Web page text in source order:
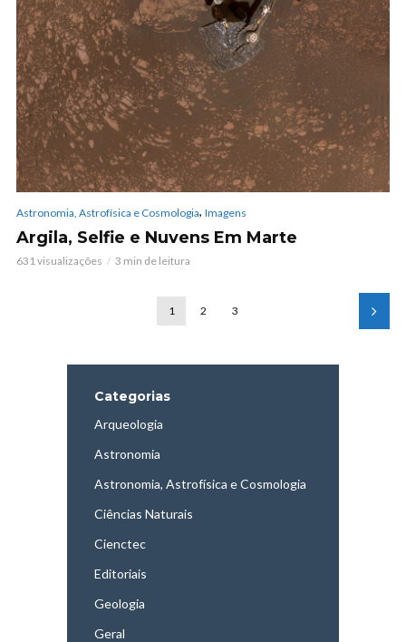
Astronomia, Astrofísica e Cosmologia, Imagens
Argila, Selfie e Nuvens Em Marte
631 visualizações 3 min de leitura
1 2 3
Categorias
Arqueologia
Astronomia
Astronomia, Astrofísica e Cosmologia
Ciências Naturais
Cienctec
Editoriais
Geologia
Geral